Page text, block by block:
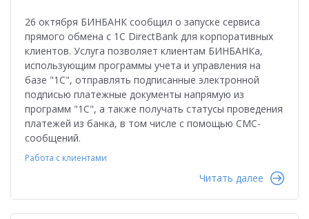
26 октября БИНБАНК сообщил о запуске сервиса
прямого обмена с 1С DirectBank для корпоративных
клиентов. Услуга позволяет клиентам БИНБАНКа,
использующим программы учета и управления на
базе "1С", отправлять подписанные электронной
подписью платежные документы напрямую из
программ "1С", а также получать статусы проведения
платежей из банка, в том числе с помощью СМС-
сообщений.
Работа с клиентами
Читать далее